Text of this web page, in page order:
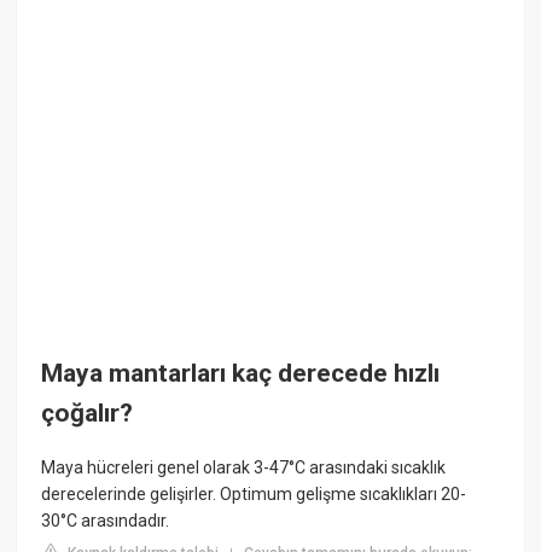
Maya mantarları kaç derecede hızlı
çoğalır?
Maya hücreleri genel olarak 3-47°C arasındaki sıcaklık
derecelerinde gelişirler. Optimum gelişme sıcaklıkları 20-
30°C arasındadır.